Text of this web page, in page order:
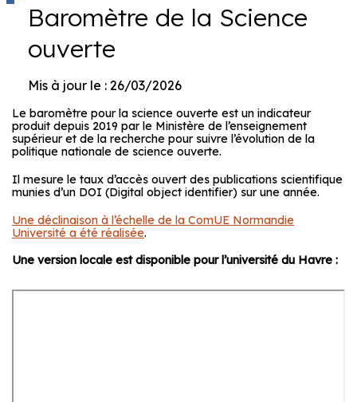
Baromètre de la Science
ouverte
Mis à jour le : 26/03/2026
Le baromètre pour la science ouverte est un indicateur
produit depuis 2019 par le Ministère de l’enseignement
supérieur et de la recherche pour suivre l’évolution de la
politique nationale de science ouverte.
Il mesure le taux d’accès ouvert des publications scientifique
munies d’un DOI (Digital object identifier) sur une année.
Une déclinaison à l’échelle de la ComUE Normandie
Université a été réalisée.
Une version locale est disponible pour l’université du Havre :